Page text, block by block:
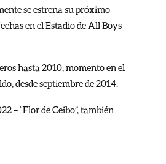
se estrena su próximo
en el Estadio de All Boys
hasta 2010, momento en el
desde septiembre de 2014.
– “Flor de Ceibo”, también